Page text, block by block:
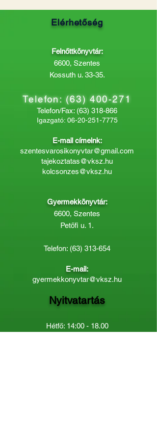
Elérhetőség
Felnőttkönyvtár:
6600, Szentes
Kossuth u. 33-35.
Telefon:(63) 400-271
Telefon/Fax: (63) 318-866
Igazgató: 06-20-251-7775
E-mail címeink:
szentesvarosikonyvtar@gmail.com
tajekoztatas@vksz.hu
kolcsonzes@vksz.hu
Gyermekkönyvtár:
6600, Szentes
Petőfi u. 1.
Telefon: (63) 313-654
E-mail:
gyermekkonyvtar@vksz.hu
Nyitvatartás
Hétfő: 14:00 - 18.00